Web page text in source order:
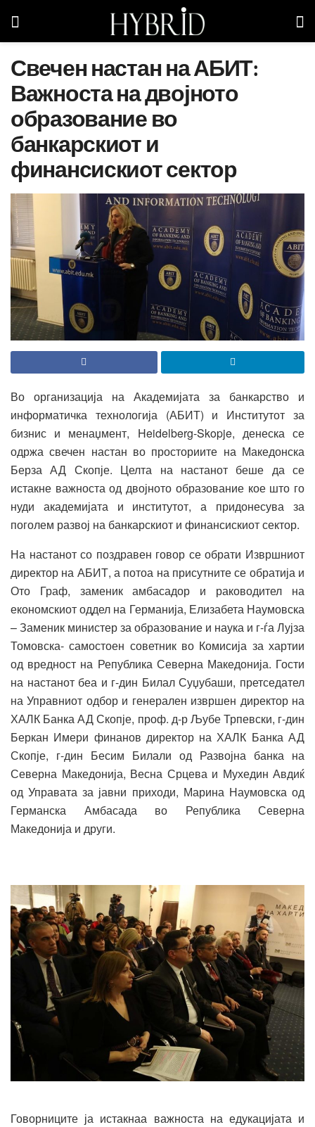
Свечен настан на АБИТ:
Важноста на двојното
образование во
банкарскиот и
финансискиот сектор
Во организација на Академијата за банкарство и
информатичка технологија (АБИТ) и Институтот за
бизнис и менаџмент, Heidelberg-Skopje, денеска се
одржа свечен настан во просториите на Македонска
Берза АД Скопје. Целта на настанот беше да се
истакне важноста од двојното образование кое што го
нуди академијата и институтот, а придонесува за
поголем развој на банкарскиот и финансискиот сектор.
На настанот со поздравен говор се обрати Извршниот
директор на АБИТ, а потоа на присутните се обратија и
Ото Граф, заменик амбасадор и раководител на
економскиот оддел на Германија, Елизабета Наумовска
– Заменик министер за образование и наука и г-ѓа Лујза
Томовска- самостоен советник во Комисија за хартии
од вредност на Република Северна Македонија. Гости
на настанот беа и г-дин Билал Суџубаши, претседател
на Управниот одбор и генерален извршен директор на
ХАЛК Банка АД Скопје, проф. д-р Љубе Трпевски, г-дин
Беркан Имери финанов директор на ХАЛК Банка АД
Скопје, г-дин Бесим Билали од Развојна банка на
Северна Македонија, Весна Срцева и Мухедин Авдиќ
од Управата за јавни приходи, Марина Наумовска од
Германска Амбасада во Република Северна
Македонија и други.
Говорниците ја истакнаа важноста на едукацијата и